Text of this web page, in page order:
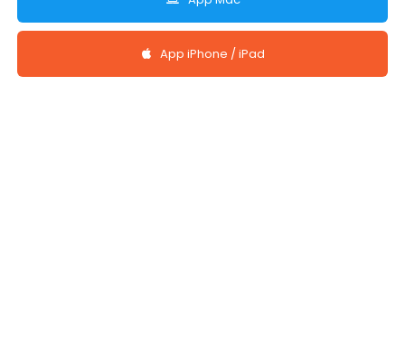
App iPhone / iPad